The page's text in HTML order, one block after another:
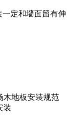
定和墙面留有伸